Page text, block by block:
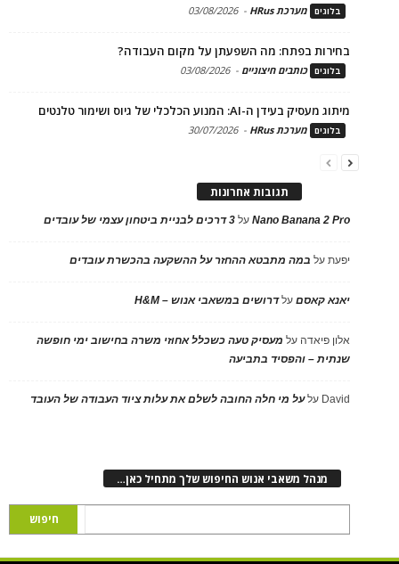
בלוגים מערכת HRus -
03/08/2026
בחירות בפתח: מה השפעתן על מקום העבודה?
בלוגים כותבים חיצוניים -
03/08/2026
מיתוג מעסיק בעידן ה-AI: המנוע הכלכלי של גיוס ושימור טלנטים
בלוגים מערכת HRus -
30/07/2026
תגובות אחרונות
Nano Banana 2 Proעל 3 דרכים לבניית ביטחון עצמי של עובדים
יפעתעל במה מתבטא ההחזר על ההשקעה בהכשרת עובדים
יאנא קאסםעלדרושים במשאבי אנוש – H&M
אלון פיאדה על מעסיק טעה כשכלל אחוזי משרה בחישוב ימי חופשה
שנתית – והפסיד בתביעה
David עלעל מי חלה החובה לשלם את עלות ציוד העבודה של העובד
מנהל משאבי אנוש החיפוש שלך מתחיל כאן…